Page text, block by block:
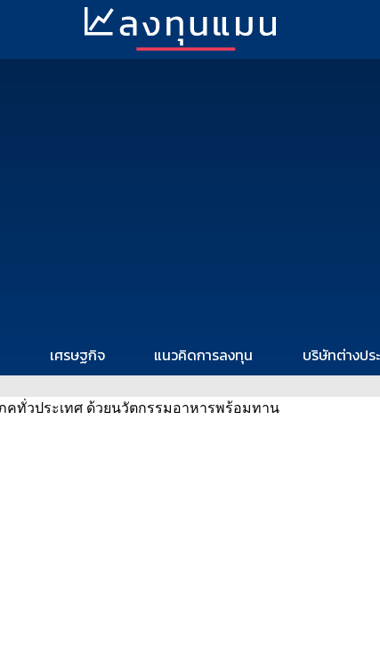
เศรษฐกิจ แนวคิดการลงทุน บริษัทต่างปร